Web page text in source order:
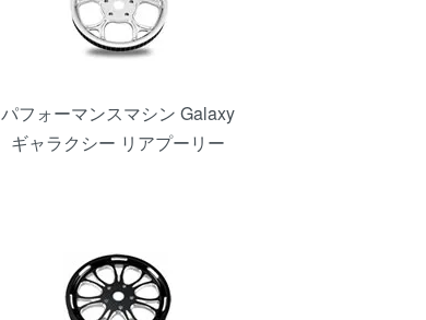
パフォーマンスマシン Galaxy
ギャラクシー リアプーリー